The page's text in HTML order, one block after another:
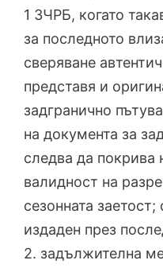
1 ЗЧРБ, когато
за последното
сверяване
представя и
задгранично
на документа за
следва да покрива
валидност на
сезонната
издаден през
2. задължителна